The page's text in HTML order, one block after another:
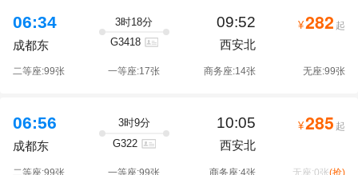
06:34
成都东
3时18分
G3418
09:52
西安北
¥282 起
二等座:99张 一等座:17张 商务座:14张 无座:99张
06:56
成都东
3时9分
G322
10:05
西安北
¥285 起
二等座:99张 一等座:99张 商务座:4张 无座:0张(抢)